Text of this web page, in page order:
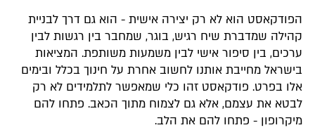
הפודקאסט הוא לא רק יצירה אישית - הוא גם דרך לבניית
קהילה שמדברת שיח רגיש, בוגר, שמחבר בין רגשות לבין
ערכים, בין סיפור אישי לבין משמעות משותפת. המציאות
בישראל מחייבת אותנו לחשוב אחרת על חינוך בכלל ובימים
אלו בפרט. פודקאסט זהו כלי שמאפשר לתלמידים לא רק
לבטא את עצמם, אלא גם לצמוח מתוך הכאב. פתחו להם
מיקרופון - פתחו להם את הלב.